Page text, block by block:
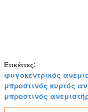
Ετικέττες:
φυγοκεντρικός
μπροστινός κυρτός
μπροστινός